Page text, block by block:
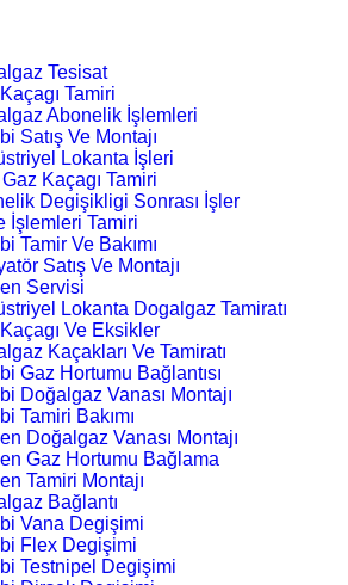
Tesisat
Tamiri
Abonelik İşlemleri
Satış Ve Montajı
Lokanta İşleri
Kaçagı Tamiri
Degişikligi Sonrası İşler
İşlemleri Tamiri
Tamir Ve Bakımı
Satış Ve Montajı
Servisi
Lokanta Dogalgaz Tamiratı
Ve Eksikler
Kaçakları Ve Tamiratı
Gaz Hortumu Bağlantısı
Doğalgaz Vanası Montajı
Tamiri Bakımı
Doğalgaz Vanası Montajı
Gaz Hortumu Bağlama
Tamiri Montajı
Bağlantı
Vana Degişimi
Flex Degişimi
Testnipel Degişimi